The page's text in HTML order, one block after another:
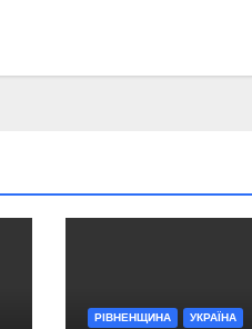
РІВНЕНЩИНА УКРАЇНА